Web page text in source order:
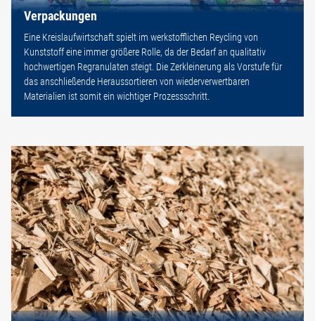
Verpackungen
Eine Kreislaufwirtschaft spielt im werkstofflichen Reycling von
Kunststoff eine immer größere Rolle, da der Bedarf an qualitativ
hochwertigen Regranulaten steigt. Die Zerkleinerung als Vorstufe für
das anschließende Heraussortieren von wiederverwertbaren
Materialien ist somit ein wichtiger Prozessschritt.